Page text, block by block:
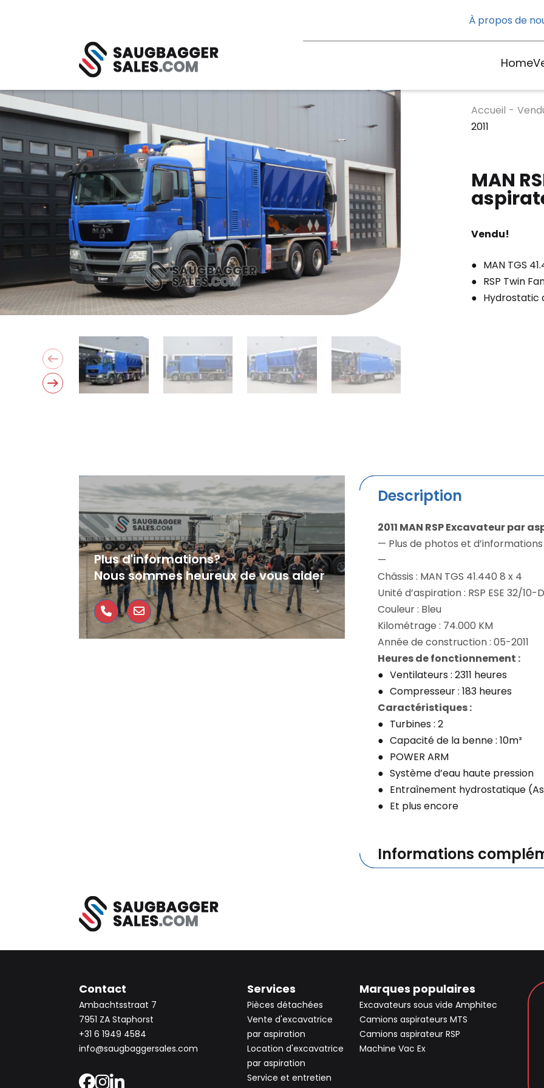
À propos de
Home
Accueil -
2011
MAN
Vendu!
MAN TGS
RSP Twin
Hydrostatic
Plus d'informations?
Nous sommes heureux de vous aider
Description
2011 MAN RSP Excavateur par
— Plus de photos et
—
Châssis : MAN TGS 41.440 8 x 4
Unité d’aspiration : RSP ESE 32/10-
Couleur : Bleu
Kilométrage : 74.000 KM
Année de construction : 05-2011
Heures de fonctionnement :
Ventilateurs : 2311 heures
Compresseur : 183 heures
Caractéristiques :
Turbines : 2
Capacité de la benne : 10m³
POWER ARM
Système d’eau haute pression
Entraînement hydrostatique
Et plus encore
Informations
Contact
Ambachtsstraat 7
7951 ZA Staphorst
+31 6 1949 4584
info@saugbaggersales.com
Services
Pièces détachées
Vente d'excavatrice
par aspiration
Location d'excavatrice
par aspiration
Service et entretien
Marques populaires
Excavateurs sous vide Amphitec
Camions aspirateurs MTS
Camions aspirateur RSP
Machine Vac Ex